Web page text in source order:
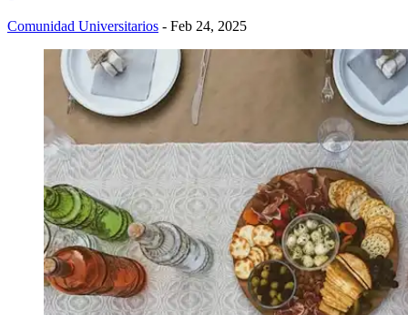
Comunidad Universitarios - Feb 24, 2025